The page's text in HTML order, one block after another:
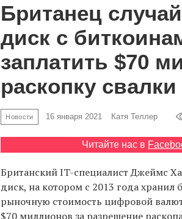
Британец
диск с
заплатить $70
раскопку свалки
Новости 16 января 2021 Катя Теллер
Читайте нас в
Британский IT-специалист Джеймс
диск, на котором с 2013 года
рыночную стоимость цифровой
$70 миллионов за разрешение